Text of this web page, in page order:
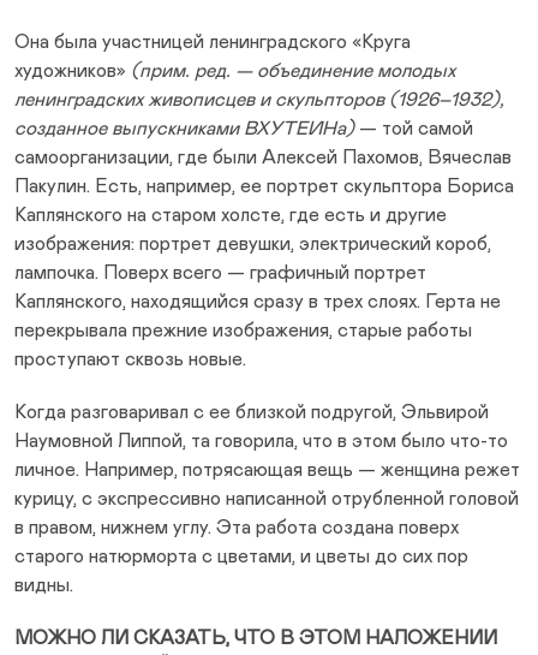
Она была участницей ленинградского «Круга
художников» (прим. ред. — объединение молодых
ленинградских живописцев и скульпторов (1926–1932),
созданное выпускниками ВХУТЕИНа)— той самой
самоорганизации, где были Алексей Пахомов, Вячеслав
Пакулин. Есть, например, ее портрет скульптора Бориса
Каплянского на старом холсте, где есть и другие
изображения: портрет девушки, электрический короб,
лампочка. Поверх всего — графичный портрет
Каплянского, находящийся сразу в трех слоях. Герта не
перекрывала прежние изображения, старые работы
проступают сквозь новые.
Когда разговаривал с ее близкой подругой, Эльвирой
Наумовной Липпой, та говорила, что в этом было что-то
личное. Например, потрясающая вещь — женщина режет
курицу, с экспрессивно написанной отрубленной головой
в правом, нижнем углу. Эта работа создана поверх
старого натюрморта с цветами, и цветы до сих пор
видны.
МОЖНО ЛИ СКАЗАТЬ, ЧТО В ЭТОМ НАЛОЖЕНИИ